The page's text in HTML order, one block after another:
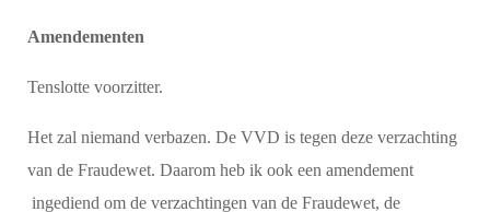
Amendementen
Tenslotte voorzitter.
Het zal niemand verbazen. De VVD is tegen deze verzachting
van de Fraudewet. Daarom heb ik ook een amendement
ingediend om de verzachtingen van de Fraudewet, de